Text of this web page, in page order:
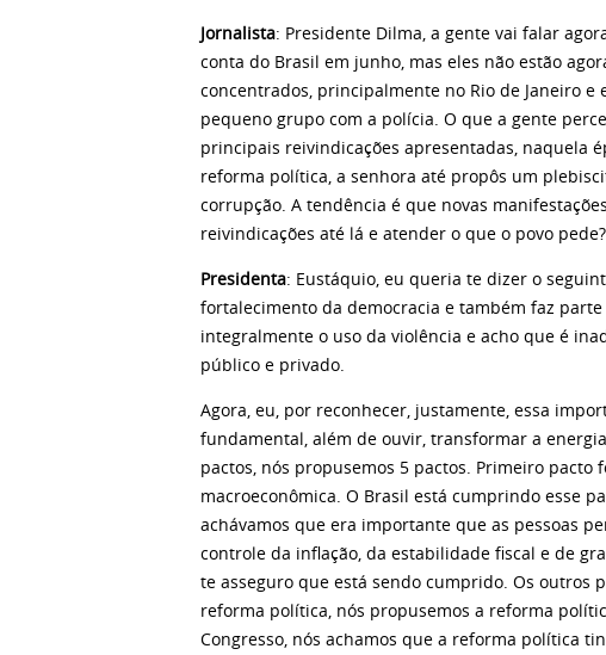
Jornalista: Presidente Dilma, a gente vai falar
conta do Brasil em junho, mas eles não estão
concentrados, principalmente no Rio de Janeiro
pequeno grupo com a polícia. O que a gente
principais reivindicações apresentadas, naquela
reforma política, a senhora até propôs um
corrupção. A tendência é que novas
reivindicações até lá e atender o que o povo pede?
Presidenta: Eustáquio, eu queria te dizer o
fortalecimento da democracia e também faz
integralmente o uso da violência e acho que é
público e privado.
Agora, eu, por reconhecer, justamente, essa
fundamental, além de ouvir, transformar a
pactos, nós propusemos 5 pactos. Primeiro
macroeconômica. O Brasil está cumprindo esse
achávamos que era importante que as pessoas
controle da inflação, da estabilidade fiscal e de
te asseguro que está sendo cumprido. Os outros
reforma política, nós propusemos a reforma
Congresso, nós achamos que a reforma política